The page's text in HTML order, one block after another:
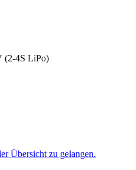
(2-4S LiPo)
Übersicht zu gelangen.